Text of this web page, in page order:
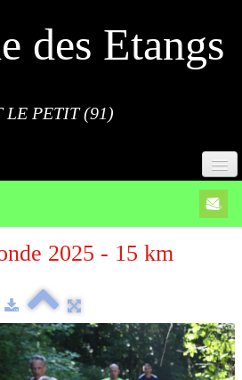
des Etangs
LE PETIT (91)
2025 - 15 km